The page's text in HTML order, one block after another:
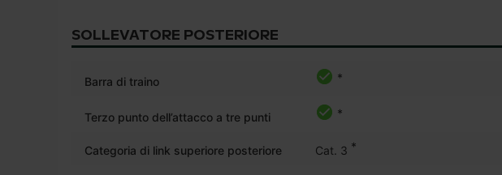
SOLLEVATORE POSTERIORE
Barra di traino *
Terzo punto dell’attacco a tre punti *
Categoria di link superiore posteriore Cat. 3 *